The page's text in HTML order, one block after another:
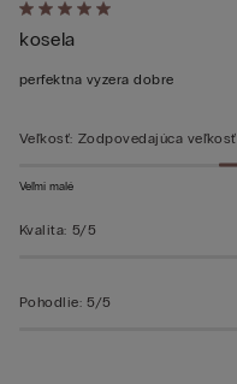
Hodnotenie:
5
z 5
kosela
perfektna vyzera dobre
Veľkosť: Zodpovedajúca veľkosť
Veľmi malé
Kvalita: 5/5
Pohodlie: 5/5